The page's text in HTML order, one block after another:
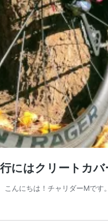
にはクリートカバ
こんにちは！チャリダーMです